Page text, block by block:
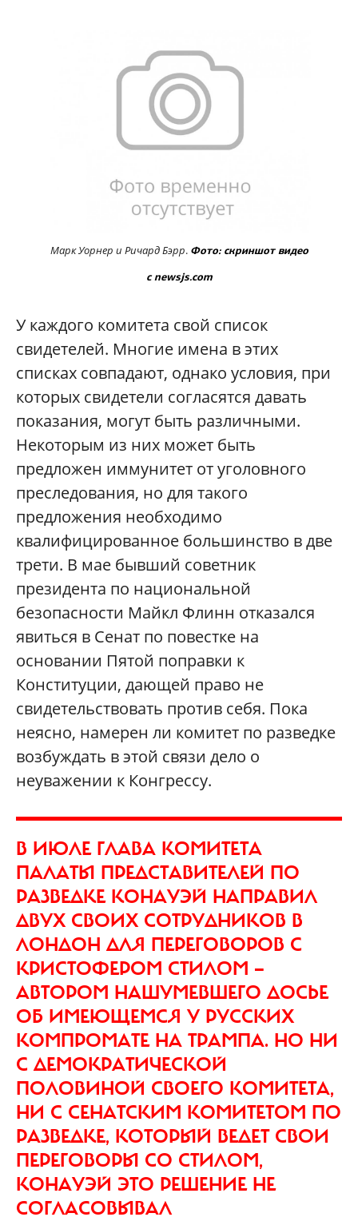
Марк Уорнер и Ричард Бэрр. Фото: скриншот видео
с newsjs.com
У каждого комитета свой список
свидетелей. Многие имена в этих
списках совпадают, однако условия, при
которых свидетели согласятся давать
показания, могут быть различными.
Некоторым из них может быть
предложен иммунитет от уголовного
преследования, но для такого
предложения необходимо
квалифицированное большинство в две
трети. В мае бывший советник
президента по национальной
безопасности Майкл Флинн отказался
явиться в Сенат по повестке на
основании Пятой поправки к
Конституции, дающей право не
свидетельствовать против себя. Пока
неясно, намерен ли комитет по разведке
возбуждать в этой связи дело о
неуважении к Конгрессу.
В ИЮЛЕ ГЛАВА КОМИТЕТА
ПАЛАТЫ ПРЕДСТАВИТЕЛЕЙ ПО
РАЗВЕДКЕ КОНАУЭЙ НАПРАВИЛ
ДВУХ СВОИХ СОТРУДНИКОВ В
ЛОНДОН ДЛЯ ПЕРЕГОВОРОВ С
КРИСТОФЕРОМ СТИЛОМ —
АВТОРОМ НАШУМЕВШЕГО ДОСЬЕ
ОБ ИМЕЮЩЕМСЯ У РУССКИХ
КОМПРОМАТЕ НА ТРАМПА. НО НИ
С ДЕМОКРАТИЧЕСКОЙ
ПОЛОВИНОЙ СВОЕГО КОМИТЕТА,
НИ С СЕНАТСКИМ КОМИТЕТОМ ПО
РАЗВЕДКЕ, КОТОРЫЙ ВЕДЕТ СВОИ
ПЕРЕГОВОРЫ СО СТИЛОМ,
КОНАУЭЙ ЭТО РЕШЕНИЕ НЕ
СОГЛАСОВЫВАЛ